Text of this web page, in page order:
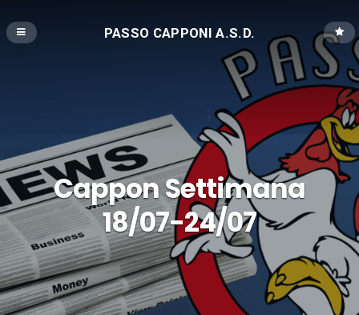
PASSO CAPPONI A.S.D.
Cappon Settimana
18/07-24/07